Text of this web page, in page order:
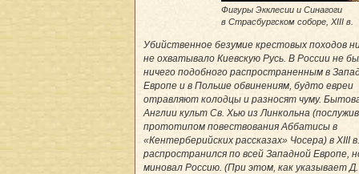
Фигуры Экклесии и Синагоги
в Страсбургском соборе, XIII в.
Убийственное безумие крестовых походов
не охватывало Киевскую Русь. В России не
ничего подобного распространенным в
Европе и в Польше обвинениям, будто евреи
отравляют колодцы и разносят чуму.
Англии культ Св. Хью из Линкольна
прототипом повествования Аббатисы в
«Кентерберийских рассказах» Чосера) в XIII в.
распространился по всей Западной Европе,
миновал Россию. (При этом, как указывает Д.